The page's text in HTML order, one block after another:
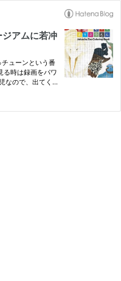
アムに若冲
ューンという番
る時は録画をパワ
なので、出てく
いう事を知っ